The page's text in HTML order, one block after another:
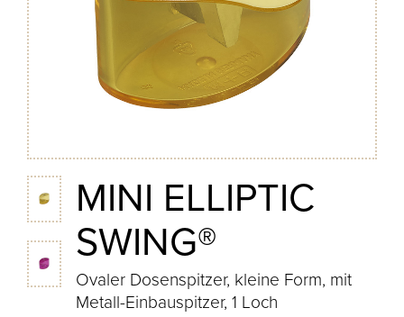
MINI ELLIPTIC
SWING®
Ovaler Dosenspitzer, kleine Form, mit
Metall-Einbauspitzer, 1 Loch